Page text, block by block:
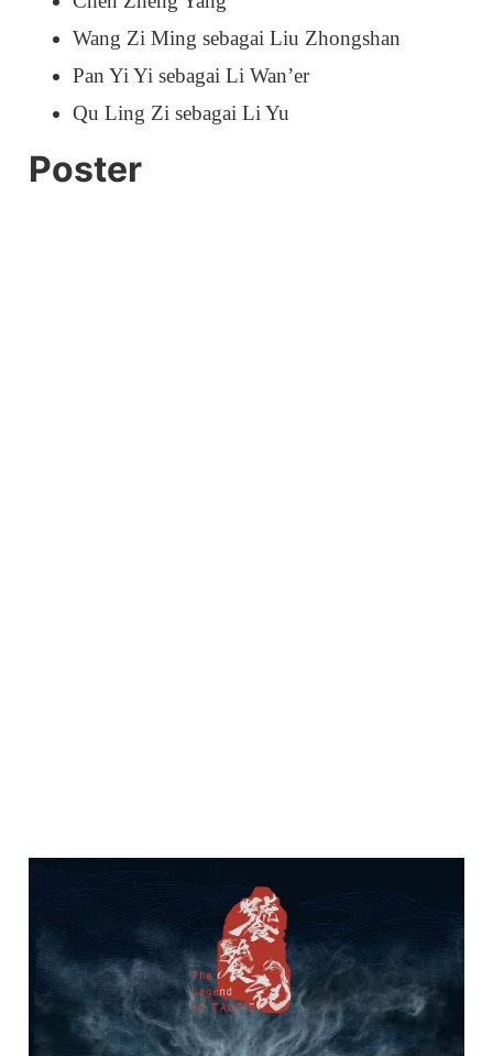
Wang Zi Ming sebagai Liu Zhongshan
Pan Yi Yi sebagai Li Wan’er
Qu Ling Zi sebagai Li Yu
Poster